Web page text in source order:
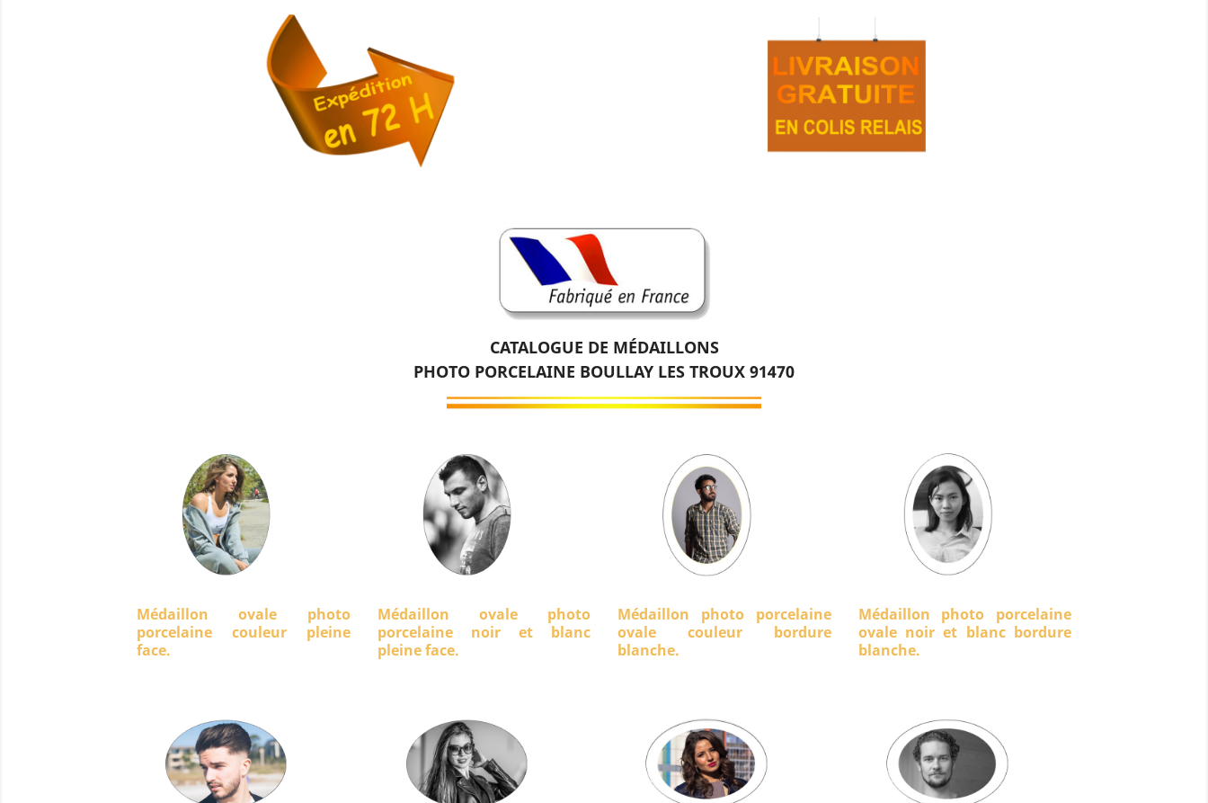
CATALOGUE DE MÉDAILLONS
PHOTO PORCELAINE BOULLAY LES TROUX 91470
Médaillon ovale photo
porcelaine couleur pleine
face.
Médaillon ovale photo
porcelaine noir et blanc
pleine face.
Médaillon photo porcelaine
ovale couleur bordure
blanche.
Médaillon photo porcelaine
ovale noir et blanc bordure
blanche.